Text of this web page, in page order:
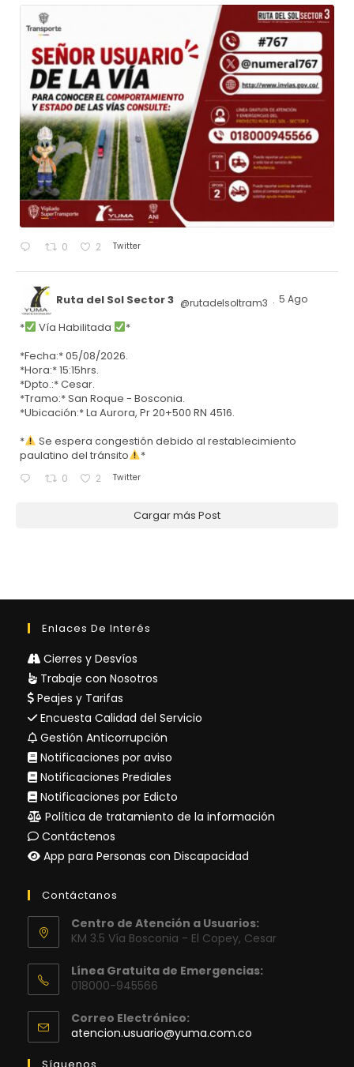
0 2 Twitter
Ruta del Sol Sector 3 @rutadelsoltram3 · 5 Ago
* Vía Habilitada
*
*Fecha:* 05/08/2026.
*Hora:* 15:15hrs.
*Dpto.:* Cesar.
*Tramo:* San Roque - Bosconia.
*Ubicación:* La Aurora, Pr 20+500 RN 4516.
*
Se espera congestión debido al restablecimiento
paulatino del tránsito
*
0 2 Twitter
Cargar más Post
Enlaces De Interés
Cierres y Desvíos
Trabaje con Nosotros
Peajes y Tarifas
Encuesta Calidad del Servicio
Gestión Anticorrupción
Notificaciones por aviso
Notificaciones Prediales
Notificaciones por Edicto
Política de tratamiento de la información
Contáctenos
App para Personas con Discapacidad
Contáctanos
Centro de Atención a Usuarios:
KM 3.5 Vía Bosconia - El Copey, Cesar
Línea Gratuita de Emergencias:
018000-945566
Correo Electrónico:
atencion.usuario@yuma.com.co
Síguenos